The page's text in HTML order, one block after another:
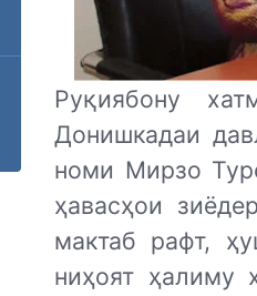
Руқиябону
Донишкадаи
номи Мирзо
ҳавасҳои
мактаб рафт,
ниҳоят ҳалиму